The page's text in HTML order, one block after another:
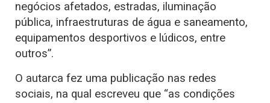
negócios afetados, estradas, iluminação
pública, infraestruturas de água e saneamento,
equipamentos desportivos e lúdicos, entre
outros”.
O autarca fez uma publicação nas redes
sociais, na qual escreveu que “as condições